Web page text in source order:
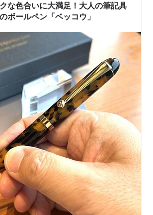
な色合いに大満足！大人の筆記具
ボールペン「ベッコウ」